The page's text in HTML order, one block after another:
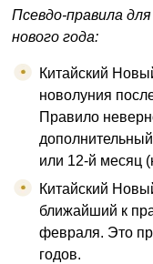
Псевдо-правила
нового года:
Китайский
новолуния
Правило
или 12-й месяц
Китайский
ближайший к
февраля. Это
годов.